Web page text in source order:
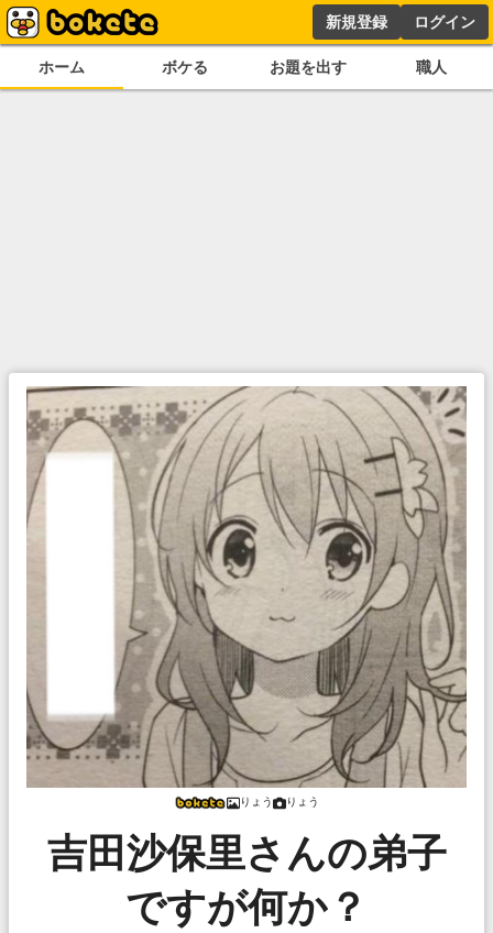
新規登録 ログイン
ホーム ボケる お題を出す 職人
りょう りょう
吉田沙保里さんの弟子
ですが何か？